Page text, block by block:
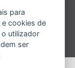
para
cookies de
utilizador
ser